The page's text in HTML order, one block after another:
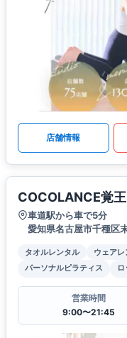
店舗情報
COCOLANCE覚
車道駅から車で5分
愛知県名古屋市千種
タオルレンタル ウェア
パーソナルピラティス
営業時間
9:00〜21:45